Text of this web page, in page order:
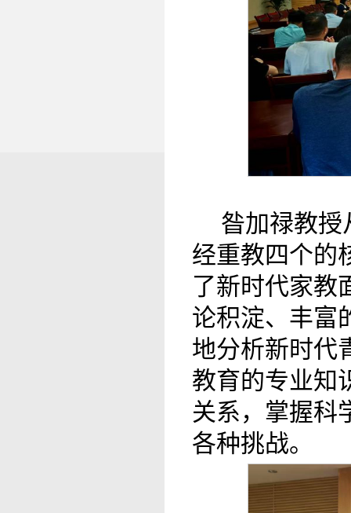
昝加禄教授
经重教四个的
了新时代家教
论积淀、丰富
地分析新时代
教育的专业知
关系，掌握科
各种挑战。